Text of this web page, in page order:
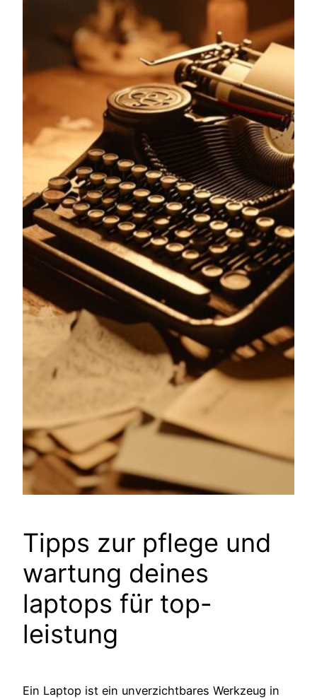
Tipps zur pflege und
wartung deines
laptops für top-
leistung
Ein Laptop ist ein unverzichtbares Werkzeug in